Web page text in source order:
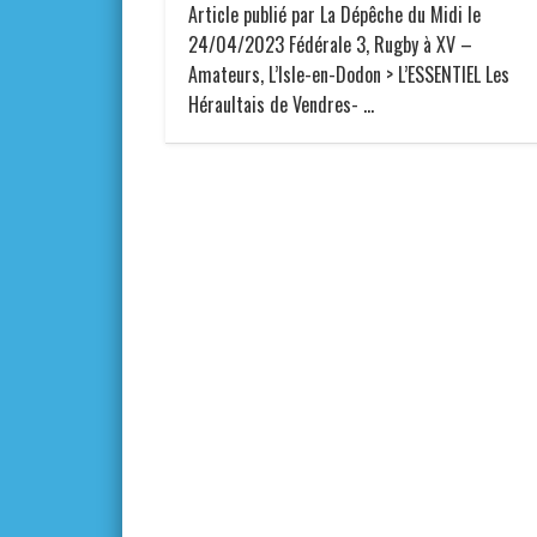
Article publié par La Dépêche du Midi le
24/04/2023 Fédérale 3, Rugby à XV –
Amateurs, L’Isle-en-Dodon > L’ESSENTIEL Les
Héraultais de Vendres- …